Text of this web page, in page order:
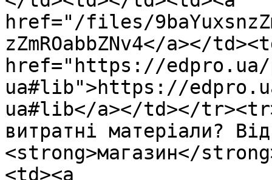
href="/files/
zZmROabbZNv4</a></
href="https://
ua#lib">https://
ua#lib</a></td></
витратні матеріали?
<strong>магазин</
<td><a